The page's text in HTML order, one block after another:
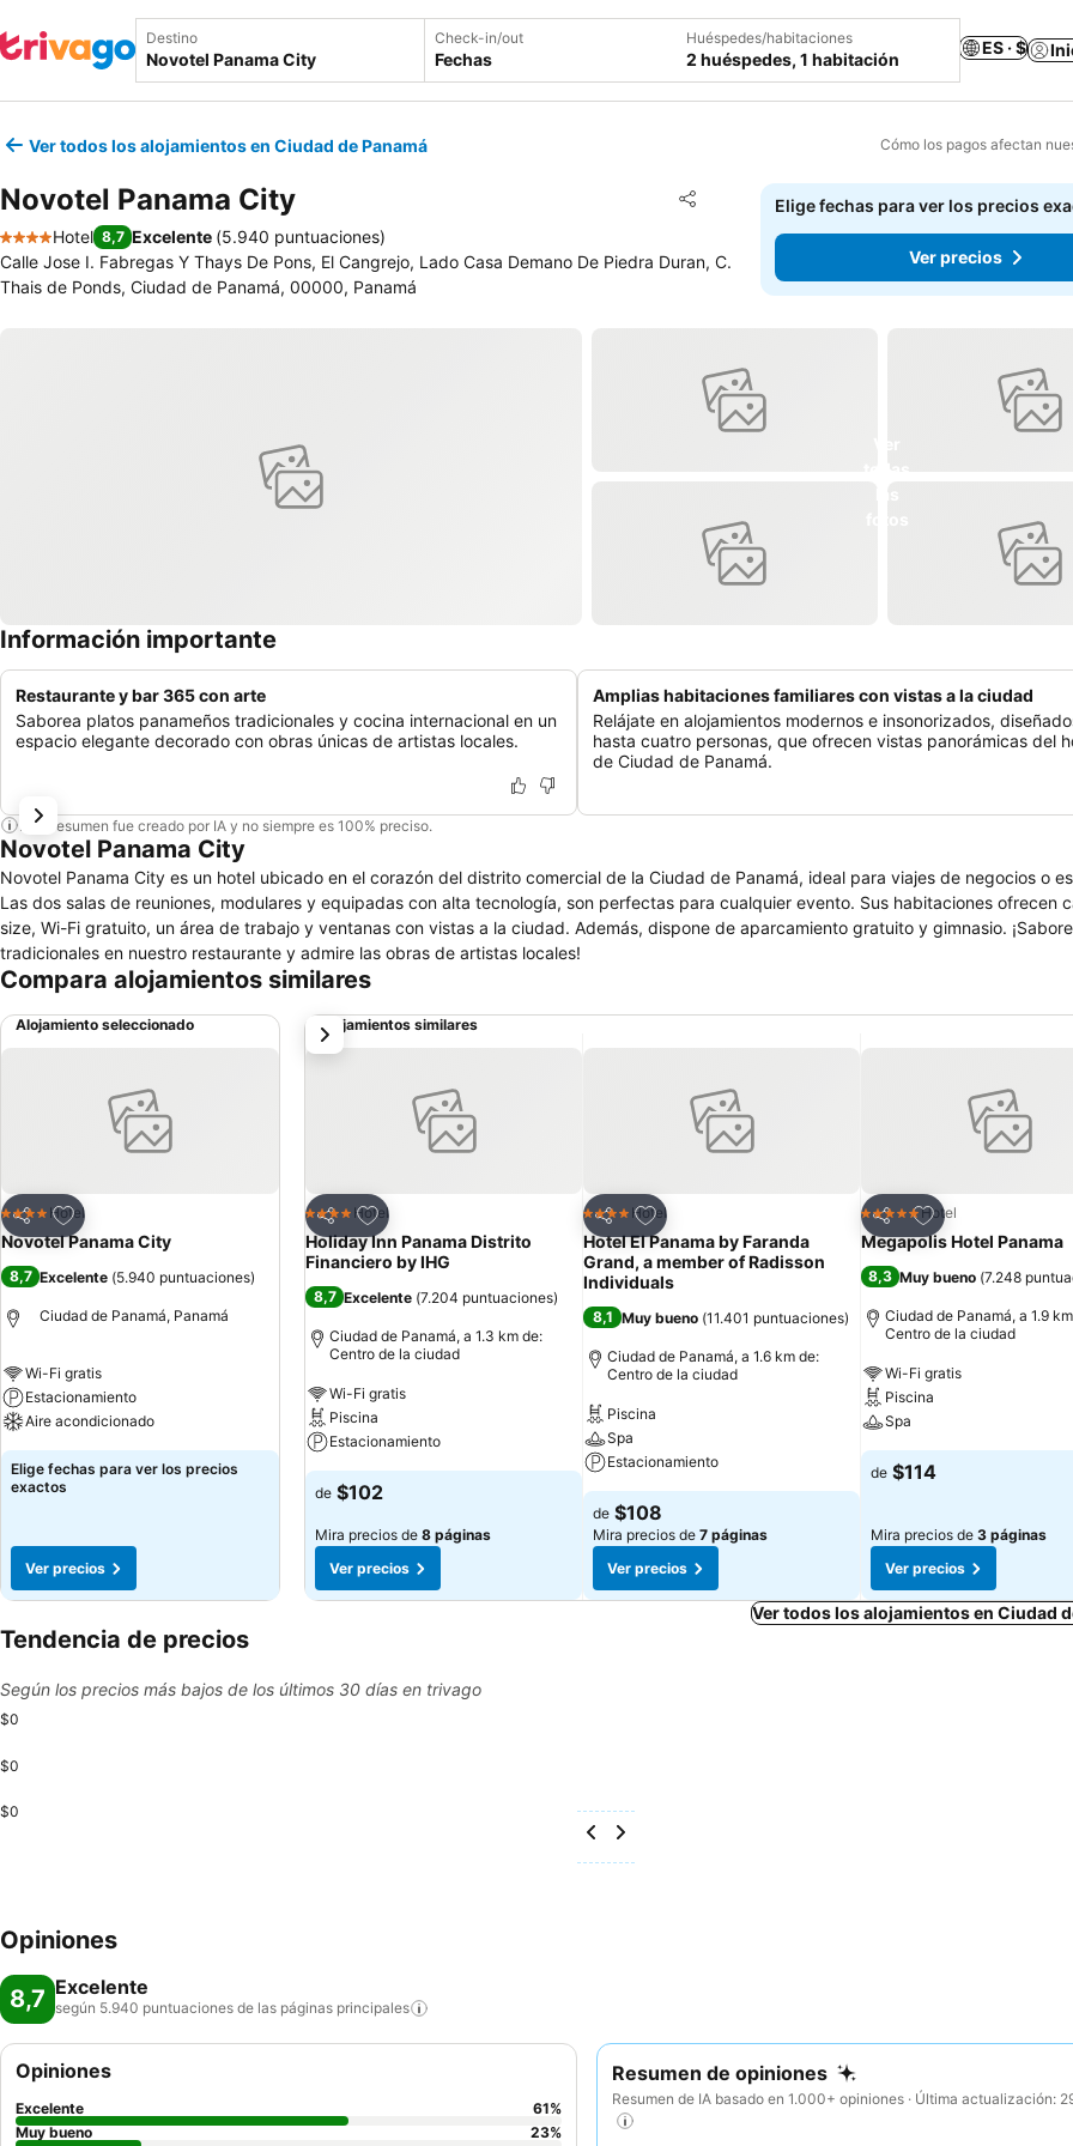
Destino Check-in/out
Fechas
Huéspedes/habitaciones
2 huéspedes, 1 habitación
ES · $
Ver todos los alojamientos en Ciudad de Panamá Cómo los pagos afectan
Novotel Panama City Compartir
Agregar a favoritos
4 Estrellas
Hotel 8,7 Excelente (5.940 puntuaciones)
Calle Jose I. Fabregas Y Thays De Pons, El Cangrejo, Lado Casa Demano De Piedra Duran, C.
Thais de Ponds, Ciudad de Panamá, 00000, Panamá
Elige fechas para ver los precios
Ver precios
Información importante
Restaurante y bar 365 con arte
Saborea platos panameños tradicionales y cocina internacional en un
espacio elegante decorado con obras únicas de artistas locales.
Amplias habitaciones familiares con vistas a la ciudad
Relájate en alojamientos modernos e insonorizados,
hasta cuatro personas, que ofrecen vistas panorámicas del
de Ciudad de Panamá.
Este resumen fue creado por IA y no siempre es 100% preciso.
Novotel Panama City
Novotel Panama City es un hotel ubicado en el corazón del distrito comercial de la Ciudad de Panamá, ideal para viajes de negocios o
Las dos salas de reuniones, modulares y equipadas con alta tecnología, son perfectas para cualquier evento. Sus habitaciones ofrecen
size, Wi-Fi gratuito, un área de trabajo y ventanas con vistas a la ciudad. Además, dispone de aparcamiento gratuito y gimnasio.
tradicionales en nuestro restaurante y admire las obras de artistas locales!
Compara alojamientos similares
Alojamiento seleccionado
Compartir
Agregar a favoritos
4 EstrellasHotel
Novotel Panama City
8,7 Excelente (5.940 puntuaciones)
Ciudad de Panamá, Panamá
Wi-Fi gratis
Estacionamiento
Aire acondicionado
Elige fechas para ver los precios
exactos
Ver precios
Alojamientos similares
Compartir
Agregar a favoritos
4 EstrellasHotel
Holiday Inn Panama Distrito
Financiero by IHG
8,7 Excelente (7.204 puntuaciones)
Ciudad de Panamá, a 1.3 km de:
Centro de la ciudad
Wi-Fi gratis
Piscina
Estacionamiento
de $102
Mira precios de 8 páginas
Ver precios
Compartir
Agregar a favoritos
4 EstrellasHotel
Hotel El Panama by Faranda
Grand, a member of Radisson
Individuals
8,1 Muy bueno (11.401 puntuaciones)
Ciudad de Panamá, a 1.6 km de:
Centro de la ciudad
Piscina
Spa
Estacionamiento
de $108
Mira precios de 7 páginas
Ver precios
Compartir
Agregar a
5 EstrellasHotel
Megapolis Hotel Panama
8,3 Muy bueno (7.248
Ciudad de Panamá, a 1.9
Centro de la ciudad
Wi-Fi gratis
Piscina
Spa
de $114
Mira precios de 3 páginas
Ver precios
siguiente
Ver todos los alojamientos en Ciudad
Tendencia de precios
Según los precios más bajos de los últimos 30 días en trivago
$0
$0
$0
Opiniones
8,7 Excelente
según 5.940 puntuaciones de las páginas principales
Resumen de opiniones
Resumen de IA basado en 1.000+ opiniones · Última actualización:
Opiniones
Excelente 61%
Muy bueno
23%